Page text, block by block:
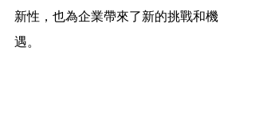
新性，也為企業帶來了新的挑戰和機
遇。